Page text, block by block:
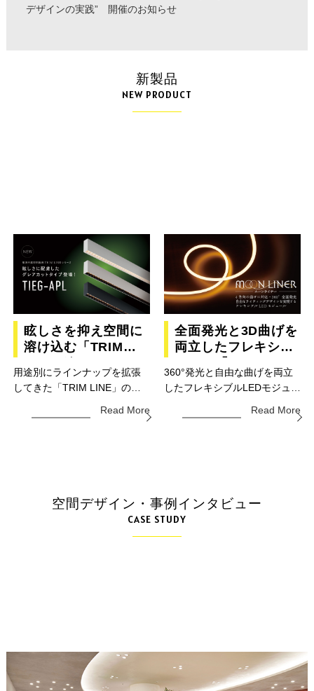
デザインの実践” 開催のお知らせ
新製品
NEW PRODUCT
眩しさを抑え空間に
溶け込む「TRIM
タイプ（TIEG-
APL）」
用途別にラインナップを拡張
してきた「TRIM LINE」の新
Read More
全面発光と3D曲げを
両立したフレキシブ
LINER」
360°発光と自由な曲げを両立
したフレキシブルLEDモジュー
Read More
空間デザイン・事例インタビュー
CASE STUDY